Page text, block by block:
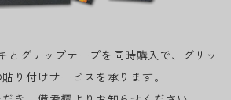
とグリップテープを同時購入で、グリッ
り付けサービスを承ります。